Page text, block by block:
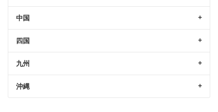
中国
四国
九州
沖縄